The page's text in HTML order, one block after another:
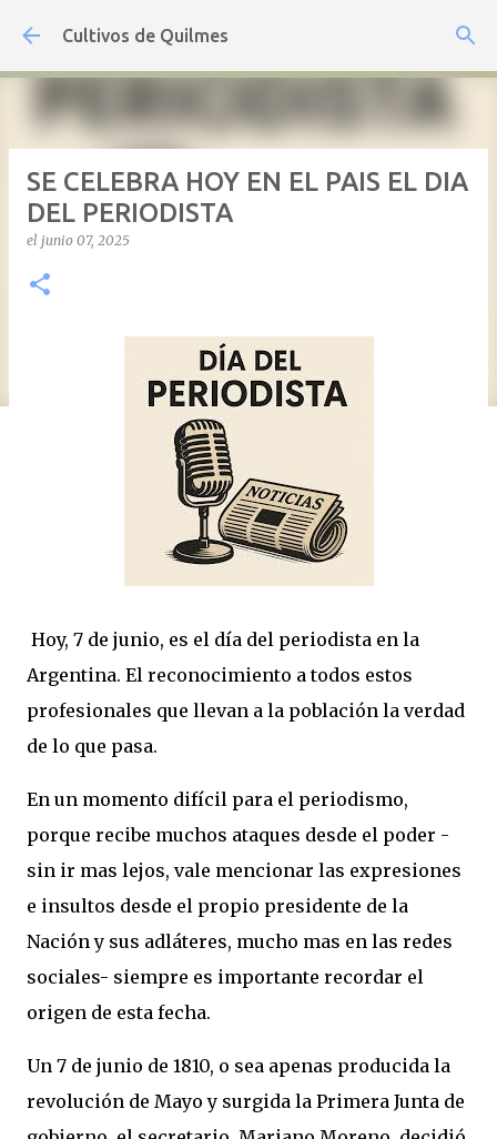
Ir al contenido principal
Cultivos de Quilmes
SE CELEBRA HOY EN EL PAIS EL DIA
DEL PERIODISTA
el junio 07, 2025
Hoy, 7 de junio, es el día del periodista en la
Argentina. El reconocimiento a todos estos
profesionales que llevan a la población la verdad
de lo que pasa.
En un momento difícil para el periodismo,
porque recibe muchos ataques desde el poder -
sin ir mas lejos, vale mencionar las expresiones
e insultos desde el propio presidente de la
Nación y sus adláteres, mucho mas en las redes
sociales- siempre es importante recordar el
origen de esta fecha.
Un 7 de junio de 1810, o sea apenas producida la
revolución de Mayo y surgida la Primera Junta de